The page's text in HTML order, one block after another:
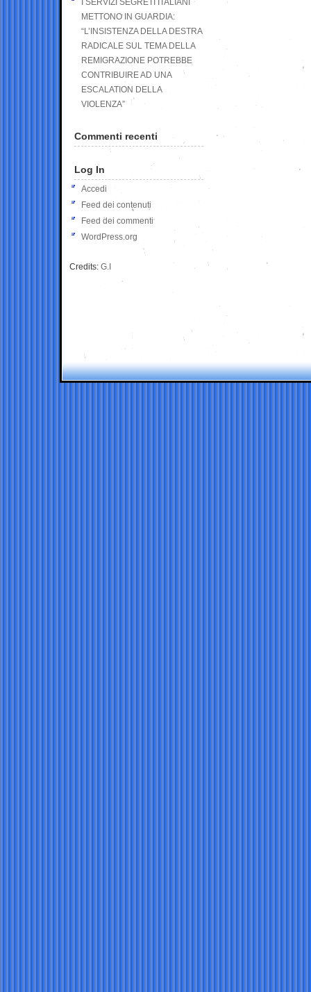
I SERVIZI SEGRETI ITALIANI
METTONO IN GUARDIA:
“L’INSISTENZA DELLA DESTRA
RADICALE SUL TEMA DELLA
REMIGRAZIONE POTREBBE
CONTRIBUIRE AD UNA
ESCALATION DELLA
VIOLENZA”
Commenti recenti
Log In
Accedi
Feed dei contenuti
Feed dei commenti
WordPress.org
Credits: G.I